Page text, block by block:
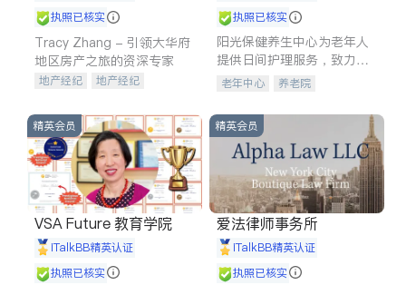
执照已核实
Tracy Zhang - 引领大华府
地区房产之旅的资深专家
地产经纪
地产经纪
商铺租售
开发商建商
执照已核实
阳光保健养生中心为老年人
提供日间护理服务，致力于
通过持续的护理创新来有效
老年中心 养老院
精英会员
VSA Future 教育学院
iTalkBB精英认证
执照已核实
精英会员
爱法律师事务所
iTalkBB精英认证
执照已核实